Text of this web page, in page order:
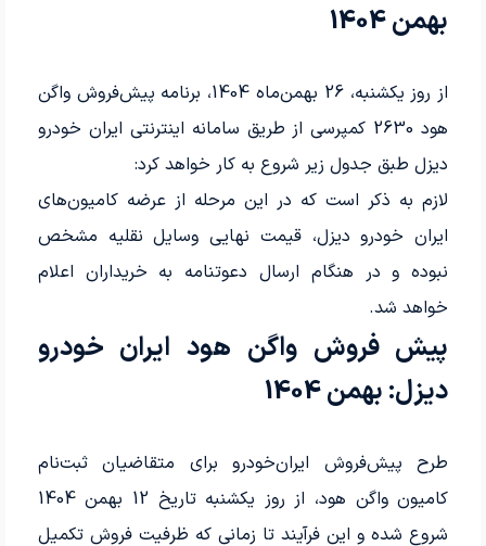
بهمن 1404
از روز یکشنبه، 26 بهمن‌ماه 1404، برنامه پیش‌فروش واگن
هود 2630 کمپرسی از طریق سامانه اینترنتی ایران خودرو
دیزل طبق جدول زیر شروع به کار خواهد کرد:
لازم به ذکر است که در این مرحله از عرضه کامیون‌های
ایران خودرو دیزل، قیمت نهایی وسایل نقلیه مشخص
نبوده و در هنگام ارسال دعوتنامه به خریداران اعلام
خواهد شد.
پیش فروش واگن هود ایران خودرو
دیزل: بهمن 1404
طرح پیش‌فروش ایران‌خودرو برای متقاضیان ثبت‌نام
کامیون واگن هود، از روز یکشنبه تاریخ 12 بهمن 1404
شروع شده و این فرآیند تا زمانی که ظرفیت فروش تکمیل